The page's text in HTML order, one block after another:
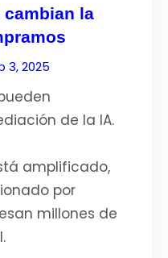
cambian la
3, 2025
de la IA.
amplificado,
por
millones de